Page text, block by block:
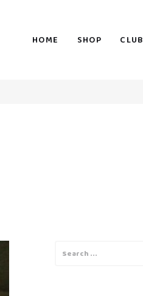
HOME SHOP CLUB
for: